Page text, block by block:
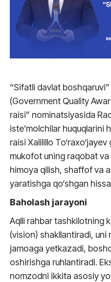
“Sifatli davlat
(Government Quality
raisi” nominatsiyasida
iste’molchilar huquqlarini
raisi Xalilillo
mukofot uning raqobat va
himoya qilish, shaffof va
yaratishga qo‘shgan
Baholash jarayoni
Aqlli rahbar tashkilotning
(vision) shakllantiradi,
jamoaga yetkazadi,
oshirishga ruhlantiradi.
nomzodni ikkita asosiy